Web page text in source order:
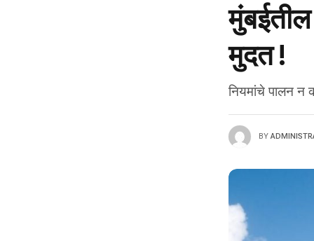
मुदत !
नियमांचे पालन न
BY